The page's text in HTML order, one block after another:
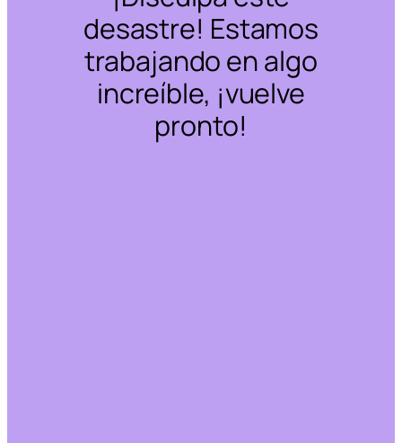
desastre! Estamos
trabajando en algo
increíble, ¡vuelve
pronto!